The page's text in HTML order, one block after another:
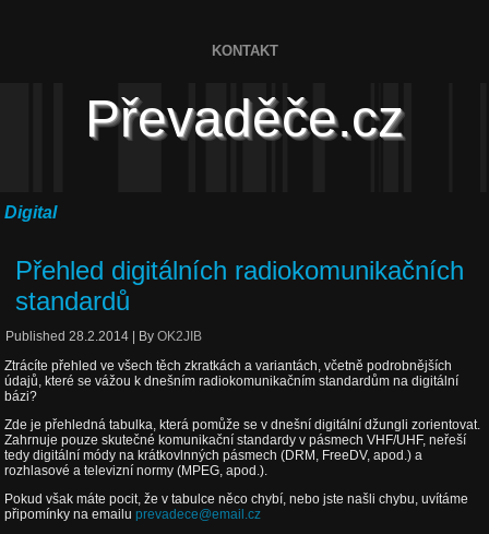
KONTAKT
Převaděče.cz
Digital
Přehled digitálních radiokomunikačních
standardů
Published 28.2.2014 By OK2JIB
Ztrácíte přehled ve všech těch zkratkách a variantách, včetně podrobnějších
údajů, které se vážou k dnešním radiokomunikačním standardům na digitální
bázi?
Zde je přehledná tabulka, která pomůže se v dnešní digitální džungli zorientovat.
Zahrnuje pouze skutečné komunikační standardy v pásmech VHF/UHF, neřeší
tedy digitální módy na krátkovlnných pásmech (DRM, FreeDV, apod.) a
rozhlasové a televizní normy (MPEG, apod.).
Pokud však máte pocit, že v tabulce něco chybí, nebo jste našli chybu, uvítáme
připomínky na emailuprevadece@email.cz